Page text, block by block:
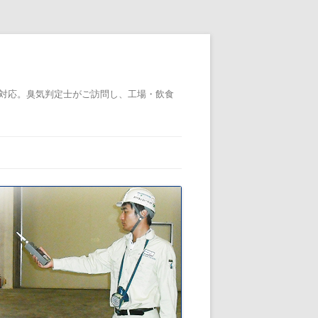
。臭気判定士がご訪問し、工場・飲食